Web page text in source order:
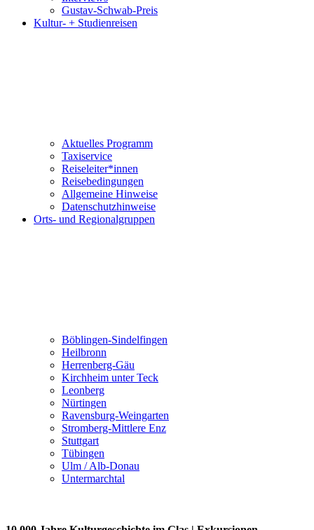
Gustav-Schwab-Preis
Kultur- + Studienreisen
Aktuelles Programm
Taxiservice
Reiseleiter*innen
Reisebedingungen
Allgemeine Hinweise
Datenschutzhinweise
Orts- und Regionalgruppen
Böblingen-Sindelfingen
Heilbronn
Herrenberg-Gäu
Kirchheim unter Teck
Leonberg
Nürtingen
Ravensburg-Weingarten
Stromberg-Mittlere Enz
Stuttgart
Tübingen
Ulm / Alb-Donau
Untermarchtal